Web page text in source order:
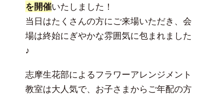
を開催いたしました！
当日はたくさんの方にご来場いただき、会
場は終始にぎやかな雰囲気に包まれました
♪
志摩生花部によるフラワーアレンジメント
教室は大人気で、お子さまからご年配の方